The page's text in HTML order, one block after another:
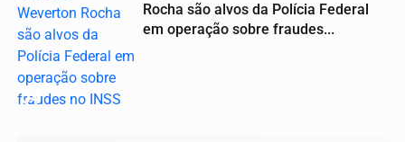
04
Rocha são alvos da Polícia Federal
em operação sobre fraudes...